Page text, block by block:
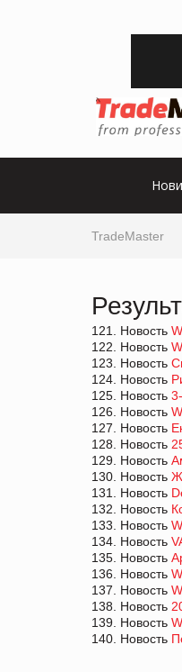
TradeMaster
121. Новость
122. Новость
123. Новость
124. Новость
125. Новость
126. Новость
127. Новость
128. Новость
129. Новость
130. Новость
131. Новость
132. Новость
133. Новость
134. Новость
135. Новость
136. Новость
137. Новость
138. Новость
139. Новость
140. Новость